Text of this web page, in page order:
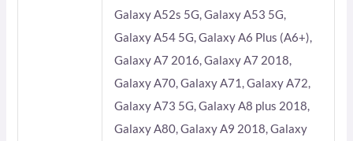
Galaxy A52s 5G, Galaxy A53 5G,
Galaxy A54 5G, Galaxy A6 Plus (A6+),
Galaxy A7 2016, Galaxy A7 2018,
Galaxy A70, Galaxy A71, Galaxy A72,
Galaxy A73 5G, Galaxy A8 plus 2018,
Galaxy A80, Galaxy A9 2018, Galaxy